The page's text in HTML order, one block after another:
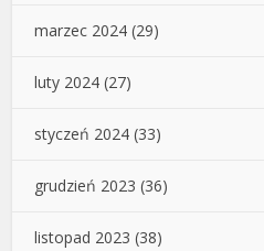
marzec 2024 (29)
luty 2024 (27)
styczeń 2024 (33)
grudzień 2023 (36)
listopad 2023 (38)